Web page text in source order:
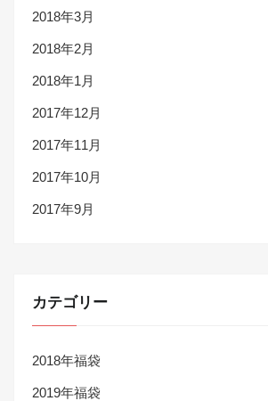
2018年3月
2018年2月
2018年1月
2017年12月
2017年11月
2017年10月
2017年9月
カテゴリー
2018年福袋
2019年福袋